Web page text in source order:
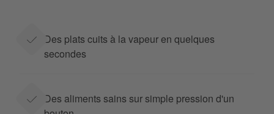
Des plats cuits à la vapeur en quelques
secondes
Des aliments sains sur simple pression d'un